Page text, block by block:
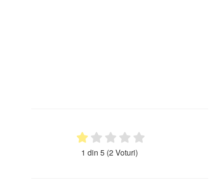
(2 Voturi)